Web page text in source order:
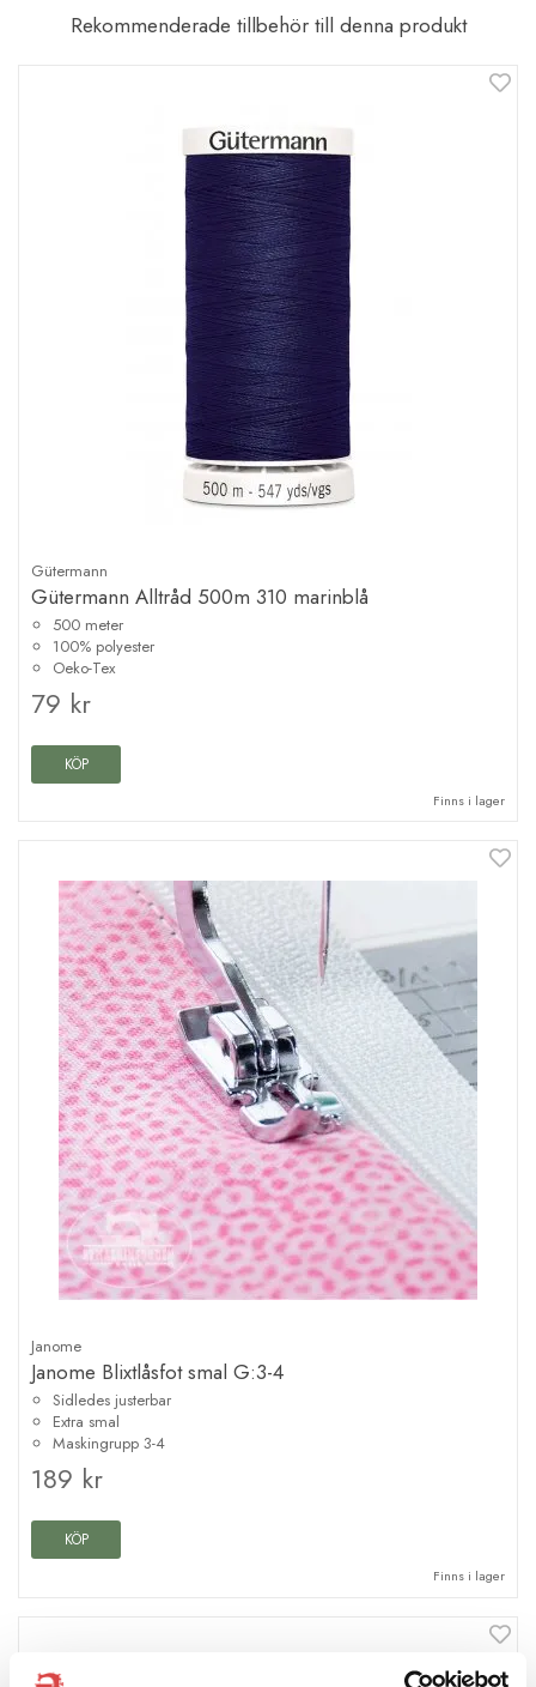
Rekommenderade tillbehör till denna produkt
Gütermann
Gütermann Alltråd 500m 310 marinblå
500 meter
100% polyester
Oeko-Tex
79 kr
KÖP
Finns i lager
Janome
Janome Blixtlåsfot smal G:3-4
Sidledes justerbar
Extra smal
Maskingrupp 3-4
189 kr
KÖP
Finns i lager